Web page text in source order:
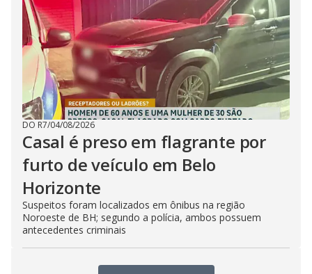
DO R7/04/08/2026
Casal é preso em flagrante por
furto de veículo em Belo
Horizonte
Suspeitos foram localizados em ônibus na região
Noroeste de BH; segundo a polícia, ambos possuem
antecedentes criminais